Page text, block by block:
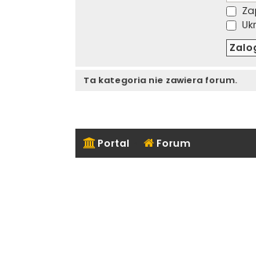
Ta kategoria nie zawiera forum.
Portal Forum